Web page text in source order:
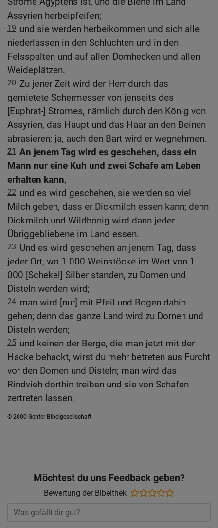
Assyrien herbeipfeifen;
19 und sie werden herbeikommen und sich alle
niederlassen in den Schluchten und in den
Felsspalten und auf allen Dornhecken und allen
Weideplätzen.
20 Zu jener Zeit wird der Herr durch das
gemietete Schermesser von jenseits des
[Euphrat-] Stromes, nämlich durch den König von
Assyrien, das Haupt und das Haar an den Beinen
abrasieren; ja, auch den Bart wird er wegnehmen.
21 An jenem Tag wird es geschehen, dass ein
Mann nur eine Kuh und zwei Schafe am Leben
erhalten kann,
22 und es wird geschehen, sie werden so viel
Milch geben, dass er Dickmilch essen kann; denn
Dickmilch und Wildhonig wird dann jeder
Übriggebliebene im Land essen.
23 Und es wird geschehen an jenem Tag, dass
jeder Ort, wo 1 000 Weinstöcke im Wert von 1
000 [Schekel] Silber standen, zu Dornen und
Disteln werden wird;
24 man wird [nur] mit Pfeil und Bogen dahin
gehen; denn das ganze Land wird zu Dornen und
Disteln werden;
25 und keinen der Berge, die man jetzt mit der
Hacke behackt, wirst du mehr betreten aus Furcht
vor den Dornen und Disteln; man wird das
Rindvieh dorthin treiben und sie von Schafen
zertreten lassen.
© 2000 Genfer Bibelgesellschaft
Möchtest du uns Feedback geben?
Bewertung der Bibelthek